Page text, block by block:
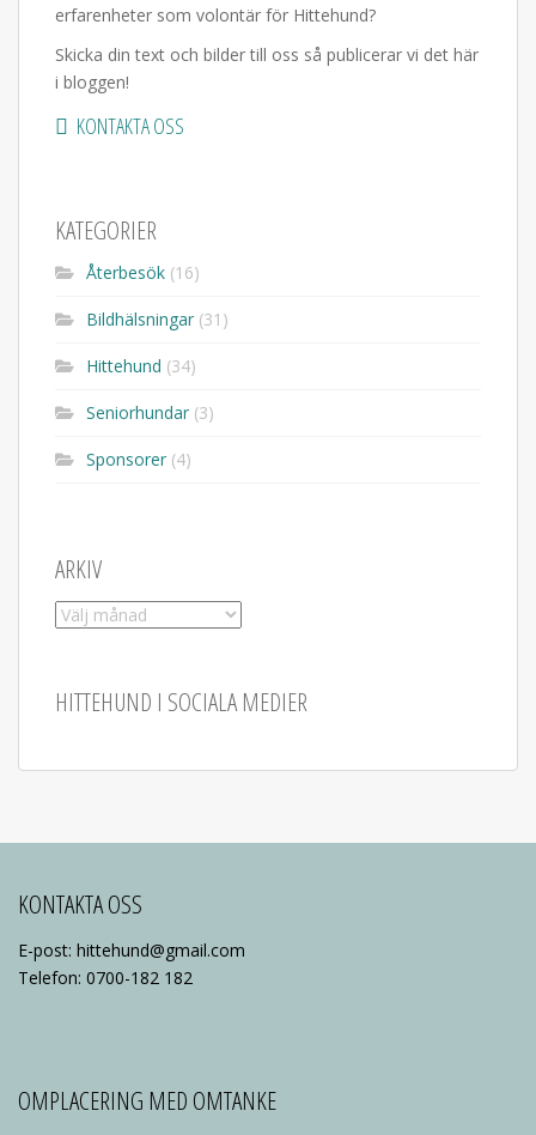
erfarenheter som volontär för Hittehund?
Skicka din text och bilder till oss så publicerar vi det här
i bloggen!
KONTAKTA OSS
KATEGORIER
Återbesök (16)
Bildhälsningar (31)
Hittehund (34)
Seniorhundar (3)
Sponsorer (4)
ARKIV
Arkiv
HITTEHUND I SOCIALA MEDIER
KONTAKTA OSS
E-post: hittehund@gmail.com
Telefon: 0700-182 182
OMPLACERING MED OMTANKE